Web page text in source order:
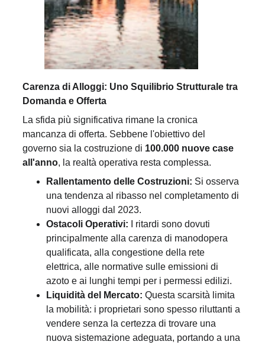
Carenza di Alloggi: Uno Squilibrio Strutturale tra
Domanda e Offerta
La sfida più significativa rimane la cronica
mancanza di offerta. Sebbene l'obiettivo del
governo sia la costruzione di 100.000 nuove case
all'anno, la realtà operativa resta complessa.
Rallentamento delle Costruzioni: Si osserva
una tendenza al ribasso nel completamento di
nuovi alloggi dal 2023.
Ostacoli Operativi: I ritardi sono dovuti
principalmente alla carenza di manodopera
qualificata, alla congestione della rete
elettrica, alle normative sulle emissioni di
azoto e ai lunghi tempi per i permessi edilizi.
Liquidità del Mercato: Questa scarsità limita
la mobilità: i proprietari sono spesso riluttanti a
vendere senza la certezza di trovare una
nuova sistemazione adeguata, portando a una